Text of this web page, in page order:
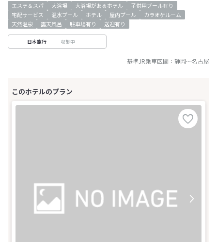
エステ＆スパ 大浴場 大浴場があるホテル
子供用プール有り
宅配サービス
温水プール ホテル 屋内プール
カラオケルーム
天然温泉
露天風呂 駐車場有り 送迎有り
日本旅行 収集中
基準JR乗車区間： 静岡～名古屋